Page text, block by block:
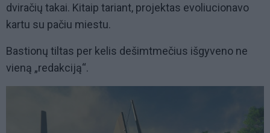
dviračių takai. Kitaip tariant, projektas evoliucionavo
kartu su pačiu miestu.
Bastionų tiltas per kelis dešimtmečius išgyveno ne
vieną „redakciją“.